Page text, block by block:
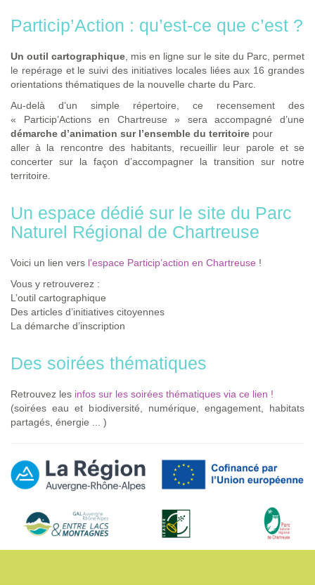
Particip’Action : qu’est-ce que c’est ?
Un outil cartographique, mis en ligne sur le site du Parc, permet
le repérage et le suivi des initiatives locales liées aux 16 grandes
orientations thématiques de la nouvelle charte du Parc.
Au-delà d’un simple répertoire, ce recensement des
« Particip’Actions en Chartreuse » sera accompagné d’une
démarche d’animation sur l’ensemble du territoire pour
aller à la rencontre des habitants, recueillir leur parole et se
concerter sur la façon d’accompagner la transition sur notre
territoire.
Un espace dédié sur le site du Parc
Naturel Régional de Chartreuse
Voici un lien vers l’espace Particip’action en Chartreuse !
Vous y retrouverez :
L’outil cartographique
Des articles d’initiatives citoyennes
La démarche d’inscription
Des soirées thématiques
Retrouvez les infos sur les soirées thématiques via ce lien !
(soirées eau et biodiversité, numérique, engagement, habitats
partagés, énergie ... )